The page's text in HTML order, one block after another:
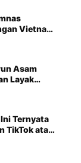
Vietnam
Asam
Layak
Ternyata
TikTok atau